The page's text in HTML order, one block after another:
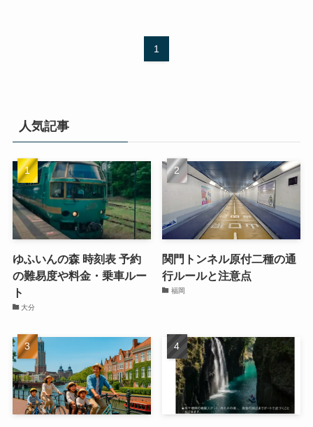
1
人気記事
ゆふいんの森 時刻表 予約
の難易度や料金・乗車ルー
ト
大分
関門トンネル原付二種の通
行ルールと注意点
福岡